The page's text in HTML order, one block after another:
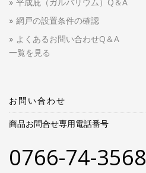
網戸の設置条件の確認
よくあるお問い合わせQ＆A
一覧を見る
お問い合わせ
商品お問合せ専用電話番号
0766-74-3568